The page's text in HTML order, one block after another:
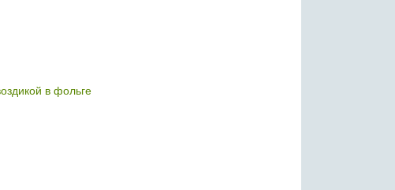
в фольге